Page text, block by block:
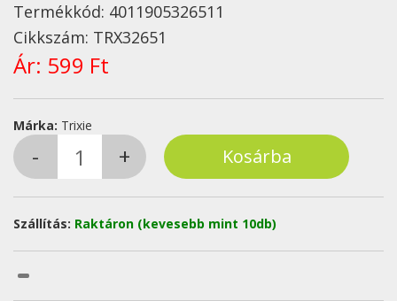
Termékkód: 4011905326511
Cikkszám: TRX32651
Ár: 599 Ft
Márka: Trixie
Szállítás: Raktáron (kevesebb mint 10db)